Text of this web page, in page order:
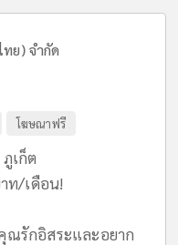
ย) จำกัด
โฆษณาฟรี
เก็ต
ท/เดือน!
ณรักอิสระและอยาก